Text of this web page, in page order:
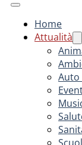
Home
Attualità